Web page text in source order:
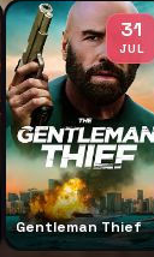
31
JUL
Gentleman Thief